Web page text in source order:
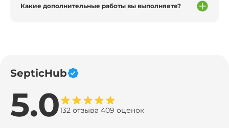
Какие дополнительные работы вы выполняете?
SepticHub
5.0132 отзыва 409 оценок